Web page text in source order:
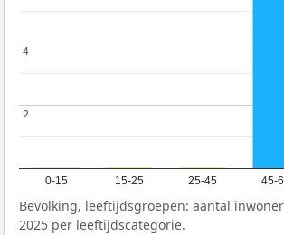
0-15 15-25 25-45 45-
2
2
4
4
Bevolking, leeftijdsgroepen: aantal
2025 per leeftijdscategorie.